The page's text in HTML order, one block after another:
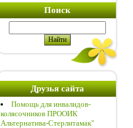
Поиск
Друзья сайта
Помощь для инвалидов-
колясочников ПРООИК
Альтернатива-Стерлитамак"